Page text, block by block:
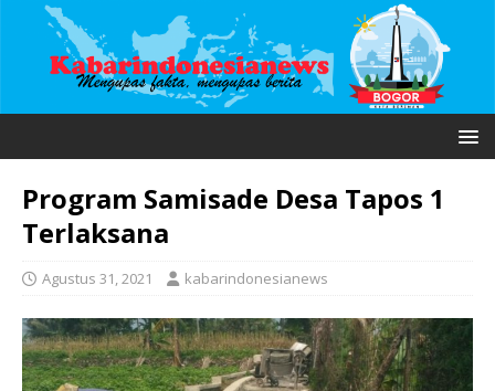
Program Samisade Desa Tapos 1
Terlaksana
Agustus 31, 2021 kabarindonesianews